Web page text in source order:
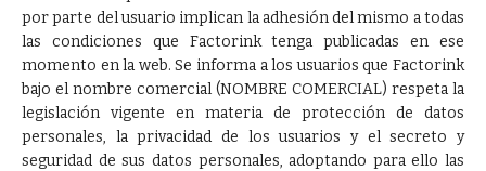
por parte del usuario implican la adhesión del mismo a todas
las condiciones que Factorink tenga publicadas en ese
momento en la web. Se informa a los usuarios que Factorink
bajo el nombre comercial (NOMBRE COMERCIAL) respeta la
legislación vigente en materia de protección de datos
personales, la privacidad de los usuarios y el secreto y
seguridad de sus datos personales, adoptando para ello las